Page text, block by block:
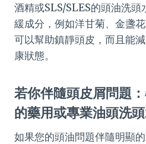
酒精或SLS/SLES的頭油洗
緩成分，例如洋甘菊、金盞
可以幫助鎮靜頭皮，而且能
康狀態。
若你伴隨頭皮屑問題
的藥用或專業油頭洗
如果您的頭油問題伴隨明顯